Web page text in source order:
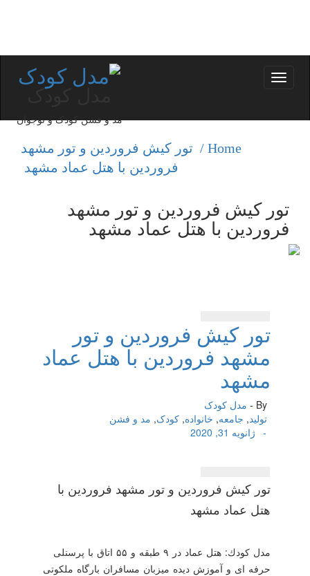
Toggle
مدل کودک
مد و فشن کودک و نوجوان
Home /
تور كیش فروردین و تور مشهد
فروردین با هتل عماد مشهد
تور كیش فروردین و تور مشهد
فروردین با هتل عماد مشهد
تور كیش فروردین و تور
مشهد فروردین با هتل عماد
مشهد
By -
مدل کودک
تولید, جامعه, خانواده, کودک, مد و فشن
ژانویه 31, 2020 -
تور كیش فروردین و تور مشهد فروردین با
هتل عماد مشهد
مدل كودك: هتل عماد در ۹ طبقه و ۵۵ اتاق با پرسنلی
حرفه ای و آموزش دیده میزبان مسافران بارگاه ملكوتی